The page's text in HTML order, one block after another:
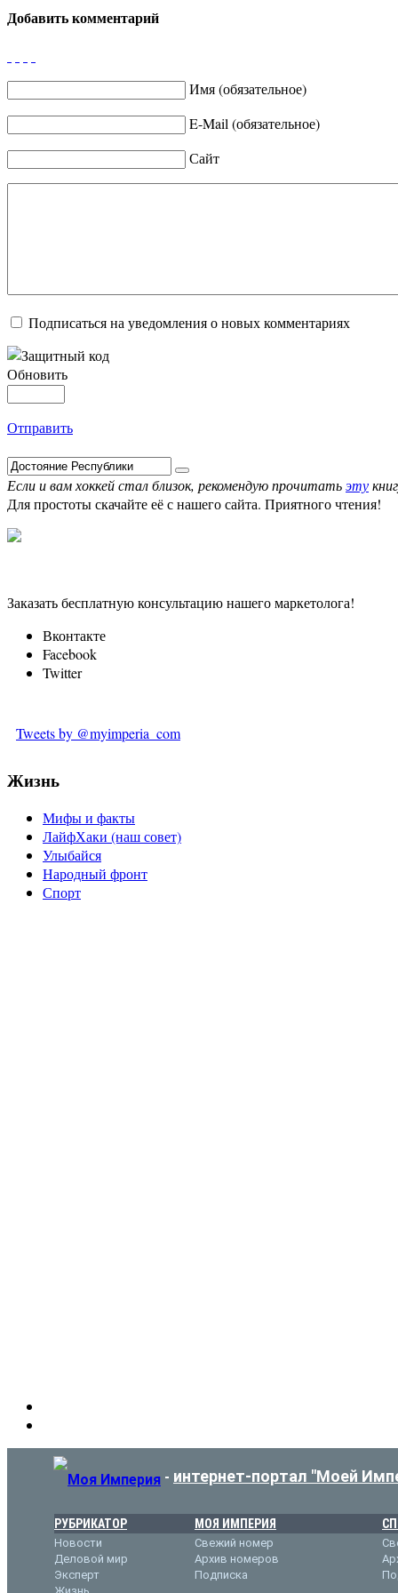
Добавить комментарий
Имя (обязательное)
E-Mail (обязательное)
Сайт
Подписаться на уведомления о новых комментариях
Обновить
Отправить
Если и вам хоккей стал близок, рекомендую прочитатьэту
Для простоты скачайте её с нашего сайта. Приятного чтения!
Заказать бесплатную консультацию нашего маркетолога!
Вконтакте
Facebook
Twitter
Tweets by @myimperia_com
Жизнь
Мифы и факты
ЛайфХаки (наш совет)
Улыбайся
Народный фронт
Спорт
- интернет-портал "Моей
РУБРИКАТОР
Новости
Деловой мир
Эксперт
МОЯ ИМПЕРИЯ
Свежий номер
Архив номеров
Подписка